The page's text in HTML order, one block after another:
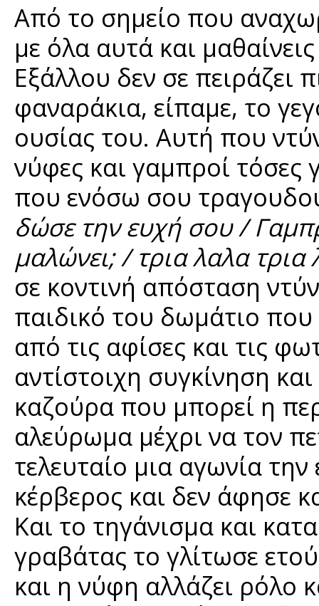
Από το σημείο που
με όλα αυτά και
Εξάλλου δεν σε πειράζει
φαναράκια, είπαμε, το
ουσίας του. Αυτή που
νύφες και γαμπροί τόσες
που ενόσω σου
δώσε την ευχή σου /
μαλώνει; / τρια λαλα
σε κοντινή απόσταση
παιδικό του δωμάτιο
από τις αφίσες και τις
αντίστοιχη συγκίνηση
καζούρα που μπορεί η
αλεύρωμα μέχρι να τον
τελευταίο μια αγωνία
κέρβερος και δεν άφησε
Και το τηγάνισμα και
γραβάτας το γλίτωσε
και η νύφη αλλάζει ρόλο